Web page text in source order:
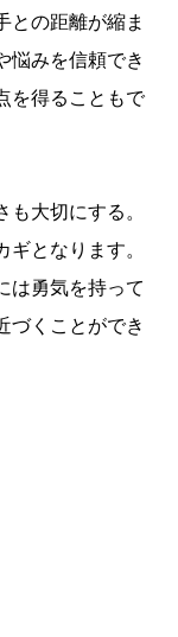
との距離が縮ま
悩みを信頼でき
を得ることもで
大切にする。
となります。
は勇気を持って
づくことができ